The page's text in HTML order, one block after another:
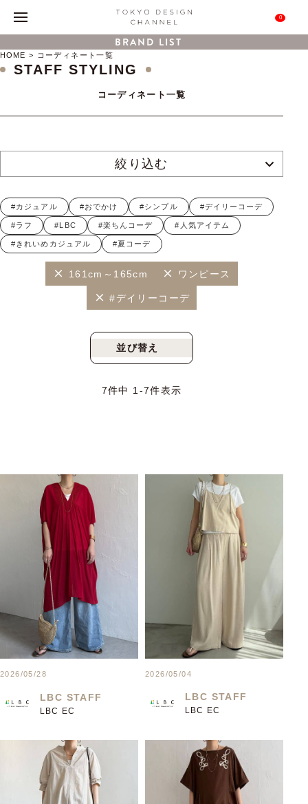
0
BRAND LIST
HOME コーディネート一覧
STAFF STYLING
コーディネート一覧
絞り込む
#カジュアル #おでかけ #シンプル #デイリーコーデ
#ラフ #LBC #楽ちんコーデ #人気アイテム
#きれいめカジュアル #夏コーデ
161cm～165cm ワンピース
#デイリーコーデ
並び替え
7件中 1 -7件表示
2026/05/28
LBC STAFF
LBC EC
2026/05/04
LBC STAFF
LBC EC